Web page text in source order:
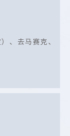
、去马赛克、